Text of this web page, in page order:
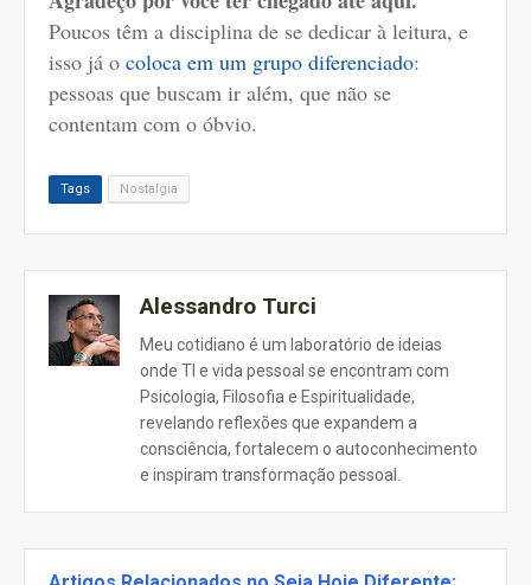
Poucos têm a disciplina de se dedicar à leitura, e
isso já o coloca em um grupo diferenciado:
pessoas que buscam ir além, que não se
contentam com o óbvio.
Tags Nostalgia
Alessandro Turci
Meu cotidiano é um laboratório de ideias
onde TI e vida pessoal se encontram com
Psicologia, Filosofia e Espiritualidade,
revelando reflexões que expandem a
consciência, fortalecem o autoconhecimento
e inspiram transformação pessoal.